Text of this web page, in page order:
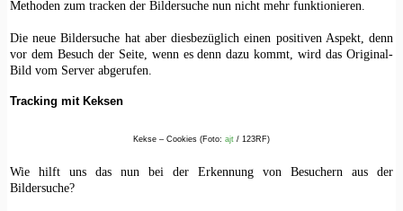
Methoden zum tracken der Bildersuche nun nicht mehr funktionieren.
Die neue Bildersuche hat aber diesbezüglich einen positiven Aspekt, denn
vor dem Besuch der Seite, wenn es denn dazu kommt, wird das Original-
Bild vom Server abgerufen.
Tracking mit Keksen
Kekse – Cookies (Foto: ajt / 123RF)
Wie hilft uns das nun bei der Erkennung von Besuchern aus der
Bildersuche?